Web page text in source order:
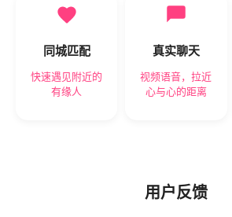
同城匹配
快速遇见附近的
有缘人
真实聊天
视频语音，拉近
心与心的距离
用户反馈